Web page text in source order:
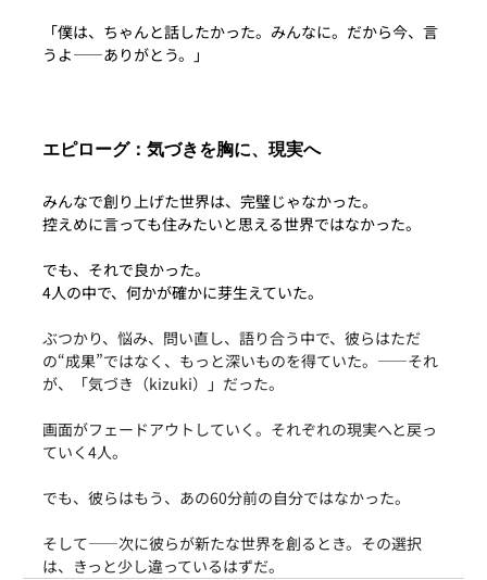
「僕は、ちゃんと話したかった。みんなに。だから今、言
うよ——ありがとう。」
エピローグ：気づきを胸に、現実へ
みんなで創り上げた世界は、完璧じゃなかった。
控えめに言っても住みたいと思える世界ではなかった。
でも、それで良かった。
4人の中で、何かが確かに芽生えていた。
ぶつかり、悩み、問い直し、語り合う中で、彼らはただ
の“成果”ではなく、もっと深いものを得ていた。——それ
が、「気づき（kizuki）」だった。
画面がフェードアウトしていく。それぞれの現実へと戻っ
ていく4人。
でも、彼らはもう、あの60分前の自分ではなかった。
そして——次に彼らが新たな世界を創るとき。その選択
は、きっと少し違っているはずだ。